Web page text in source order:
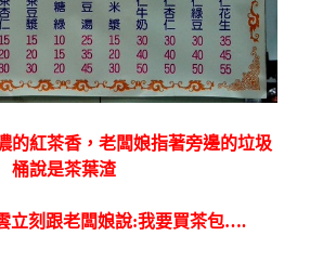
的紅茶香，老闆娘指著旁邊的垃圾
桶說是茶葉渣
立刻跟老闆娘說:我要買茶包….